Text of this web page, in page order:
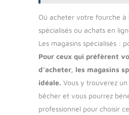
Où acheter votre fourche à
spécialisés ou achats en
Les magasins spécialisés :
Pour ceux qui préfèrent
d’acheter, les magasins
idéale. Vous y trouverez
bêcher et vous pourrez
professionnel pour choisir